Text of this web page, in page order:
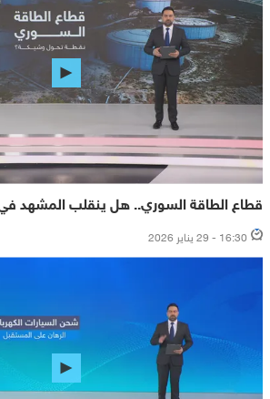
قطاع الطاقة السوري.. هل ينقلب المشهد في
16:30 - 29 يناير 2026